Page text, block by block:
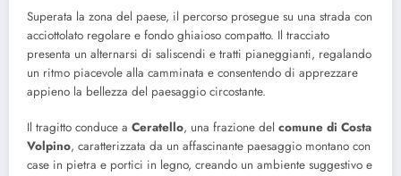
Superata la zona del paese, il percorso prosegue su una strada con
acciottolato regolare e fondo ghiaioso compatto. Il tracciato
presenta un alternarsi di saliscendi e tratti pianeggianti, regalando
un ritmo piacevole alla camminata e consentendo di apprezzare
appieno la bellezza del paesaggio circostante.
Il tragitto conduce a Ceratello, una frazione del comune di Costa
Volpino, caratterizzata da un affascinante paesaggio montano con
case in pietra e portici in legno, creando un ambiente suggestivo e